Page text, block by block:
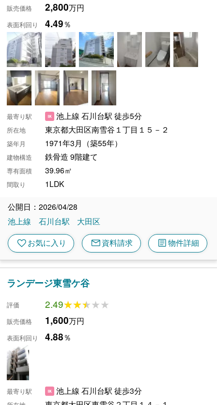
販売価格 2,800万円
表面利回り 4.49％
最寄り駅 池上線 石川台駅 徒歩5分
所在地 東京都大田区南雪谷１丁目１５－２
築年月 1971年3月（築55年）
建物構造 鉄骨造 9階建て
専有面積 39.96㎡
間取り 1LDK
公開日：2026/04/28
池上線
石川台駅 大田区
favoriteお気に入り mail資料請求 article物件詳細
ランデージ東雪ケ谷
評価 2.49★★★★★
★★★★★
販売価格 1,600万円
表面利回り 4.88％
最寄り駅 池上線 石川台駅 徒歩3分